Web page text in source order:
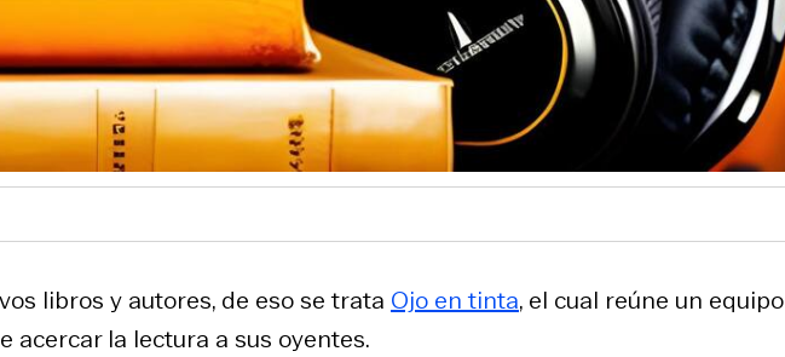
libros y autores, de eso se trata Ojo en tinta, el cual reúne un equipo
acercar la lectura a sus oyentes.